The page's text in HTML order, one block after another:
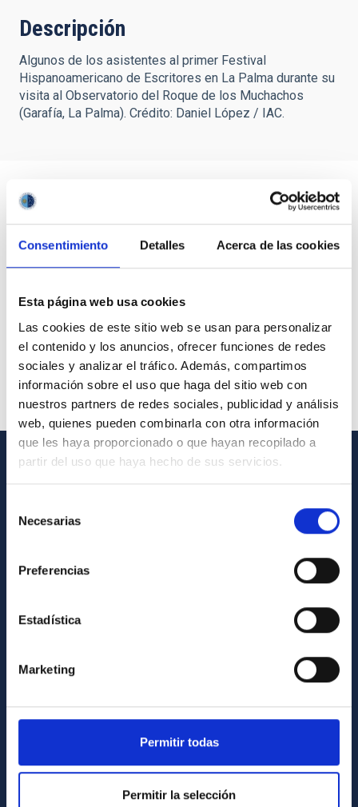
Consentimiento Detalles Acerca de las cookies
Esta página web usa cookies
Las cookies de este sitio web se usan para personalizar
el contenido y los anuncios, ofrecer funciones de redes
sociales y analizar el tráfico. Además, compartimos
información sobre el uso que haga del sitio web con
nuestros partners de redes sociales, publicidad y análisis
web, quienes pueden combinarla con otra información
que les haya proporcionado o que hayan recopilado a
partir del uso que haya hecho de sus servicios.
Necesarias
Preferencias
Estadística
Marketing
Permitir todas
Permitir la selección
Descripción
Algunos de los asistentes al primer Festival
Hispanoamericano de Escritores en La Palma durante su
visita al Observatorio del Roque de los Muchachos
(Garafía, La Palma). Crédito: Daniel López / IAC.
Directorio de personal
Registro general
Transparencia
Código ético y política antifraude
Igualdad y diversidad de género